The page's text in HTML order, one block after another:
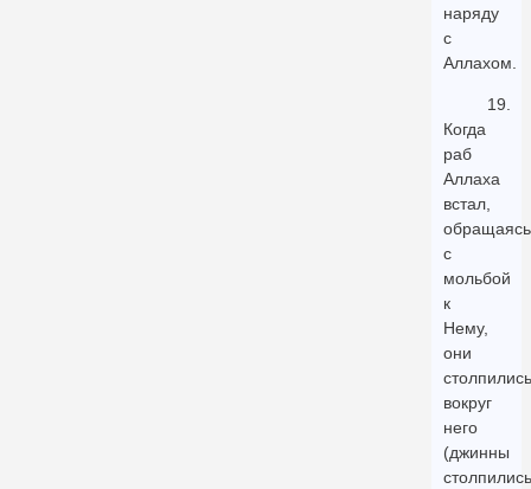
наряду
с
Аллахом.
19.
Когда
раб
Аллаха
встал,
обращаясь
с
мольбой
к
Нему,
они
столпились
вокруг
него
(джинны
столпились